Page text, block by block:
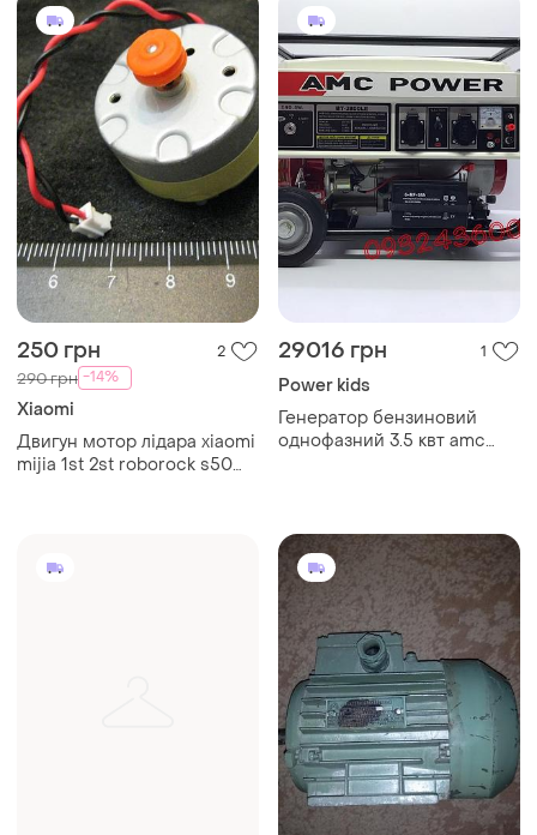
250 грн 2
290 грн -14%
Xiaomi
Двигун мотор лідара xiaomi
mijia 1st 2st roborock s50
29016 грн 1
Power kids
Генератор бензиновий
однофазний 3.5 квт amc